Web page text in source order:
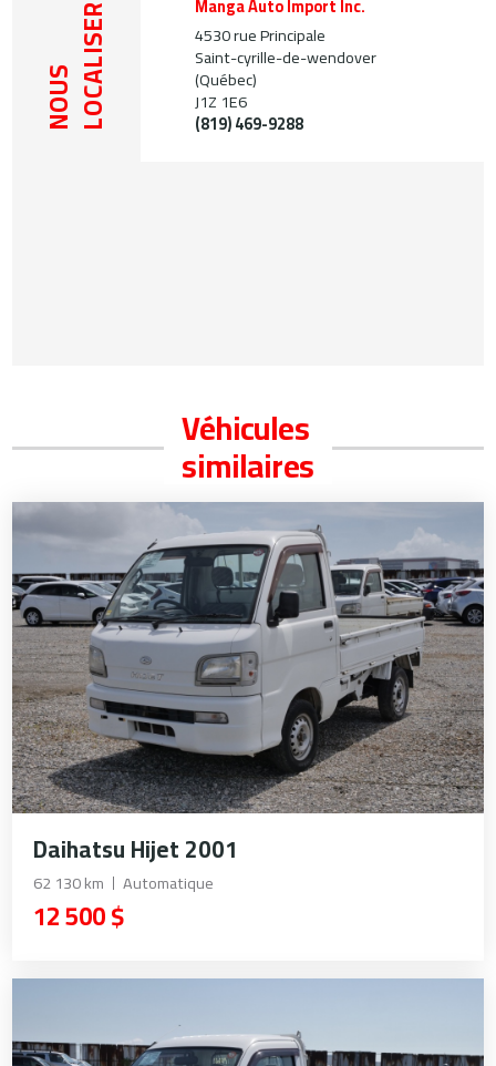
NOUS LOCALISER
4530 rue Principale
Saint-cyrille-de-wendover
(Québec)
J1Z 1E6
(819) 469-9288
Véhicules
similaires
Daihatsu Hijet 2001
62 130 km Automatique
12 500 $